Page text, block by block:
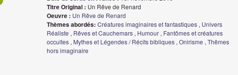
Titre Original : Un Rêve de Renard
Oeuvre : Un Rêve de Renard
Thèmes abordés: Créatures imaginaires et fantastiques , Univers
Réaliste , Rêves et Cauchemars , Humour , Fantômes et créatures
occultes , Mythes et Légendes / Récits bibliques , Onirisme , Thêmes
hors imaginaire